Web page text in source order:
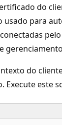
do
usado para
do
Execute este